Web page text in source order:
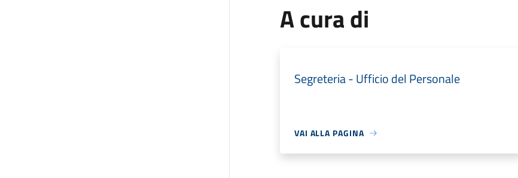
A cura di
Segreteria - Ufficio del Personale
VAI ALLA PAGINA